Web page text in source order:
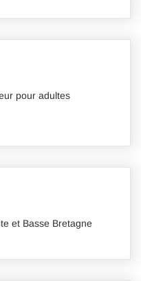
pour adultes
et Basse Bretagne